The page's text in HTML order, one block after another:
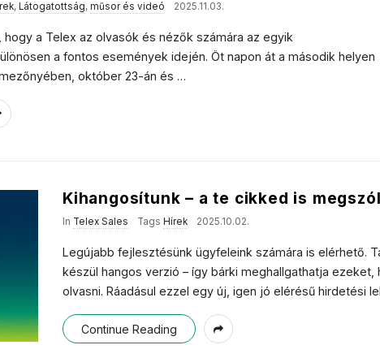
, Látogatottság, műsor és videó 2025.11.03.
a Telex az olvasók és nézők számára az egyik
a fontos események idején. Öt napon át a második helyen
október 23-án és …
Kihangosítunk – a te cikked is
In Telex Sales Tags Hírek 2025.10.02.
Legújabb fejlesztésünk ügyfeleink számára is elérhető.
készül hangos verzió – így bárki meghallgathatja
olvasni. Ráadásul ezzel egy új, igen jó elérésű hirdetési
Continue Reading